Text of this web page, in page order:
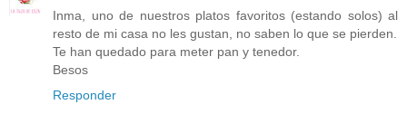
Inma, uno de nuestros platos favoritos (estando solos) al
resto de mi casa no les gustan, no saben lo que se pierden.
Te han quedado para meter pan y tenedor.
Besos
Responder